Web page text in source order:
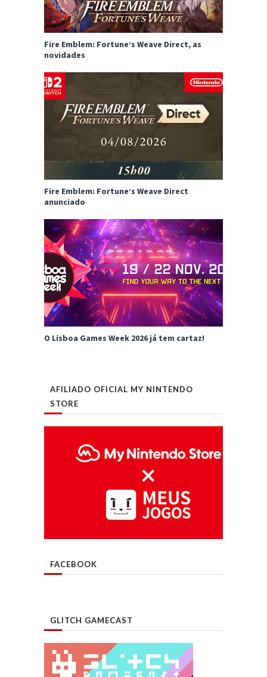
Fire Emblem: Fortune’s Weave Direct, as
novidades
Fire Emblem: Fortune’s Weave Direct
anunciado
O Lisboa Games Week 2026 já tem cartaz!
AFILIADO OFICIAL MY NINTENDO
STORE
FACEBOOK
GLITCH GAMECAST